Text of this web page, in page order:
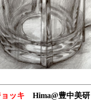
ッキ Hima@豊中美